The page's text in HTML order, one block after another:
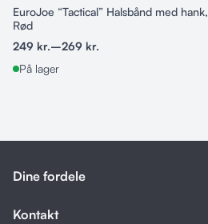
EuroJoe “Tactical” Halsbånd med hank,
Rød
249 kr.–269 kr.
På lager
Dine fordele
Kontakt